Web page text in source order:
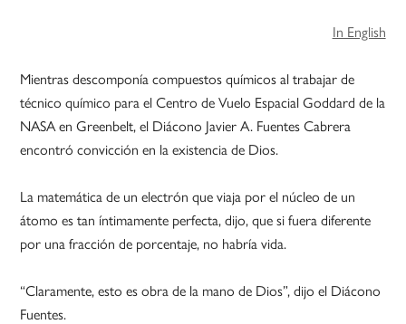
In English
Mientras descomponía compuestos químicos al trabajar de
técnico químico para el Centro de Vuelo Espacial Goddard de la
NASA en Greenbelt, el Diácono Javier A. Fuentes Cabrera
encontró convicción en la existencia de Dios.
La matemática de un electrón que viaja por el núcleo de un
átomo es tan íntimamente perfecta, dijo, que si fuera diferente
por una fracción de porcentaje, no habría vida.
“Claramente, esto es obra de la mano de Dios”, dijo el Diácono
Fuentes.